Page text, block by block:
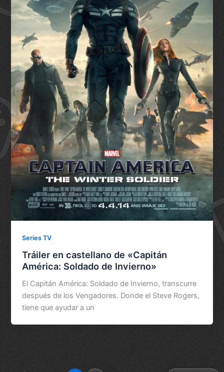
Series TV
Tráiler en castellano de «Capitán
América: Soldado de Invierno»
El Capitán América: Soldado de Invierno, transcurre
después de los Vengadores. Donde el Steve Rogers,
tiene que ayudar a un